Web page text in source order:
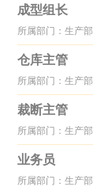
成型组长
所属部门：生产部
仓库主管
所属部门：生产部
裁断主管
所属部门：生产部
业务员
所属部门：生产部